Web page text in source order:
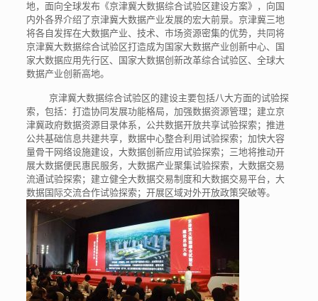
地，面向全球发布《京津冀大数据综合试验区建设方案》，向国
内外各界介绍了京津冀大数据产业发展的宏大前景。京津冀三地
将各自发挥在大数据产业、技术、市场资源密集的优势，共同将
京津冀大数据综合试验区打造成为国家大数据产业创新中心、国
家大数据应用先行区、国家大数据创新改革综合试验区、全球大
数据产业创新高地。
京津冀大数据综合试验区的建设主要包括八大方面的试验探
索，包括：打造协同发展功能格局，加强数据资源管理；建立京
津冀政府数据资源目录体系，公共数据开放共享试验探索；推进
公共基础信息共建共享，数据中心整合利用试验探索；加快大容
量骨干网络设施建设，大数据创新应用试验探索；三地将推动开
展大数据便民惠民服务，大数据产业聚集试验探索，大数据交易
流通试验探索；建立健全大数据交易制度和大数据交易平台，大
数据国际交流合作试验探索；开展区域对外开放政策突破等。